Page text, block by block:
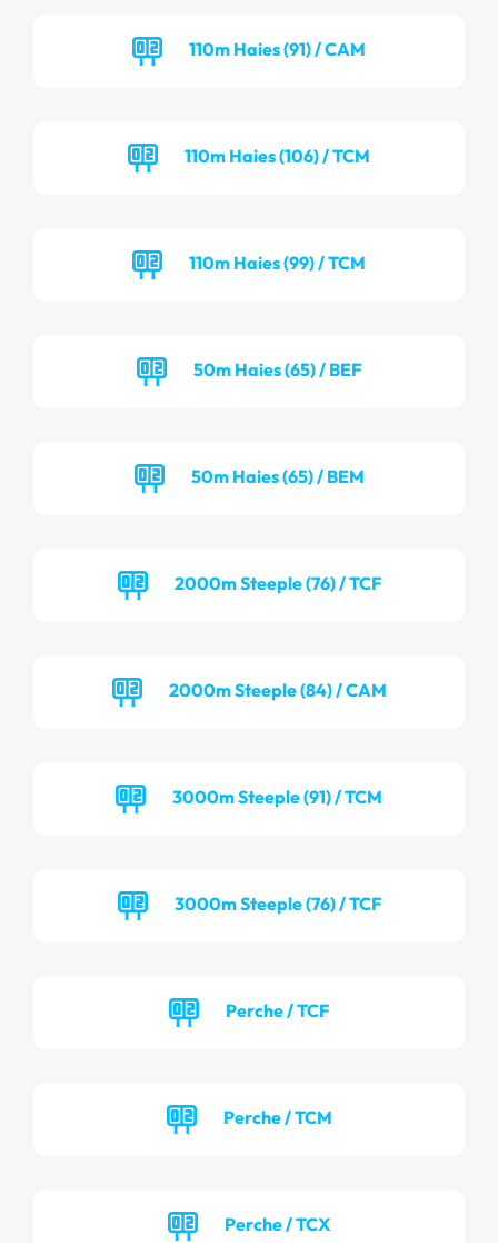
110m Haies (91) / CAM
110m Haies (106) / TCM
110m Haies (99) / TCM
50m Haies (65) / BEF
50m Haies (65) / BEM
2000m Steeple (76) / TCF
2000m Steeple (84) / CAM
3000m Steeple (91) / TCM
3000m Steeple (76) / TCF
Perche / TCF
Perche / TCM
Perche / TCX